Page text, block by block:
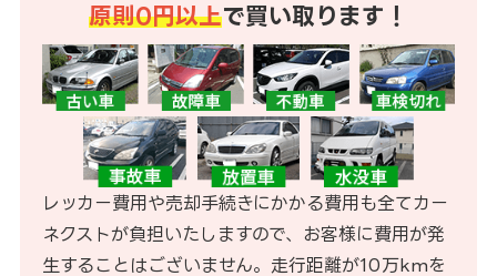
原則0円以上で買い取ります！
レッカー費用や売却手続きにかかる費用も全てカー
ネクストが負担いたしますので、お客様に費用が発
生することはございません。走行距離が10万kmを